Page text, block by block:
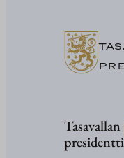
Tasavallan
presidentti